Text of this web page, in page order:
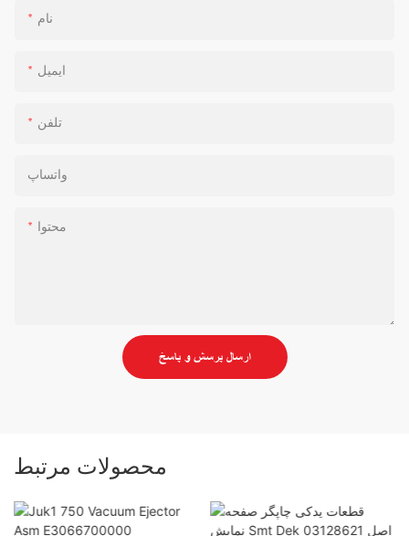
نام
ایمیل
تلفن
واتساپ
محتوا
ارسال پرسش و پاسخ
محصولات مرتبط